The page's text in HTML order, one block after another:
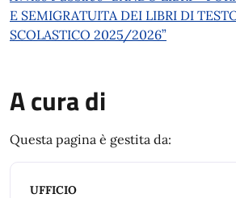
E SEMIGRATUITA DEI LIBRI DI
SCOLASTICO 2025/2026”
A cura di
Questa pagina è gestita da:
UFFICIO